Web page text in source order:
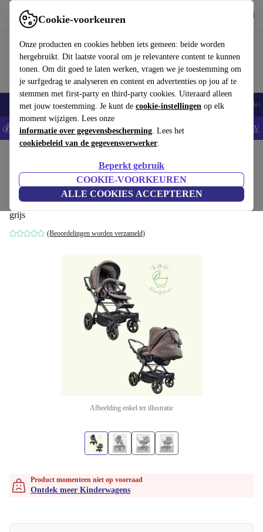
Cookie-voorkeuren
Onze producten en cookies hebben iets gemeen: beide worden
hergebruikt. Dit laatste vooral om je relevantere content te kunnen
tonen. Om dit goed te laten werken, vragen we je toestemming om
je surfgedrag te analyseren en content en advertenties op jou af te
stemmen met first-party en third-party cookies. Uiteraard alleen
met jouw toestemming. Je kunt de cookie-instellingen op elk
moment wijzigen. Lees onze
informatie over gegevensbescherming. Lees het
cookiebeleid van de gegevensverwerker.
Beperkt gebruik
COOKIE-VOORKEUREN
ALLE COOKIES ACCEPTEREN
Gebruik refurbed snel en eenvoudig
Smartphones Laptops Tablets Smartwatches Accessoires
💰Bespaar 5% EXTRA op alle iPhones - Code: IPHONEDEAL - AV
Hartan Xperia XL combinatie
kinderwagen
grijs
(Beoordelingen worden verzameld)
Afbeelding enkel ter illustratie
Product momenteen niet op voorraad
Ontdek meer Kinderwagens